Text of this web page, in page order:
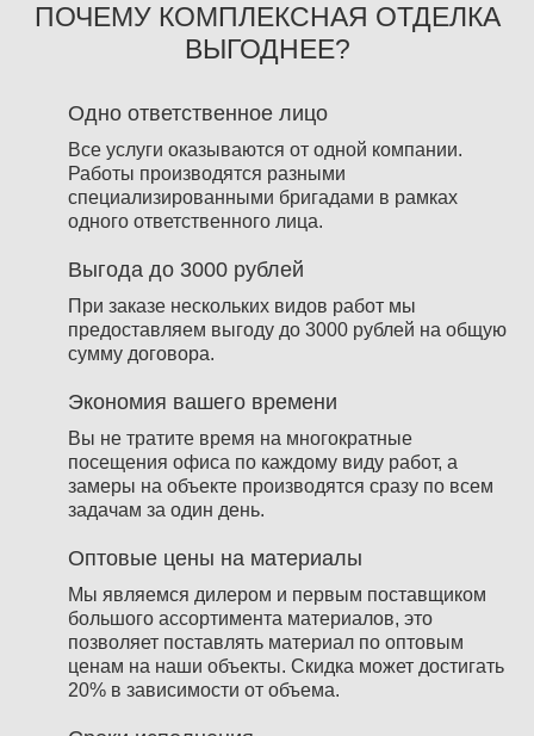
ПОЧЕМУ КОМПЛЕКСНАЯ ОТДЕЛКА
ВЫГОДНЕЕ?
Одно ответственное лицо
Все услуги оказываются от одной компании.
Работы производятся разными
специализированными бригадами в рамках
одного ответственного лица.
Выгода до 3000 рублей
При заказе нескольких видов работ мы
предоставляем выгоду до 3000 рублей на общую
сумму договора.
Экономия вашего времени
Вы не тратите время на многократные
посещения офиса по каждому виду работ, а
замеры на объекте производятся сразу по всем
задачам за один день.
Оптовые цены на материалы
Мы являемся дилером и первым поставщиком
большого ассортимента материалов, это
позволяет поставлять материал по оптовым
ценам на наши объекты. Скидка может достигать
20% в зависимости от объема.